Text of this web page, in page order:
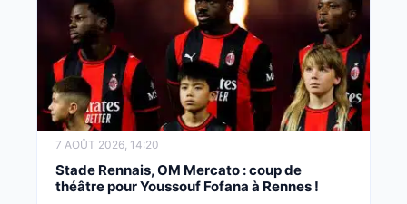
7 AOÛT 2026, 14:20
Stade Rennais, OM Mercato : coup de
théâtre pour Youssouf Fofana à Rennes !